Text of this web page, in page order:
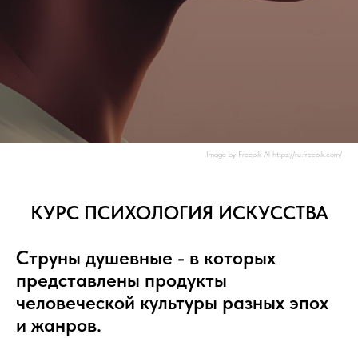
Image by Freepik Al https://ru.freepik.com/
КУРС ПСИХОЛОГИЯ ИСКУССТВА
Струны душевные - в которых
представлены продукты
человеческой культуры разных эпох
и жанров.